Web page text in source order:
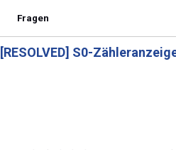
Fragen
[RESOLVED] S0-